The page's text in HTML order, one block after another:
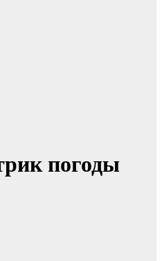
погоды